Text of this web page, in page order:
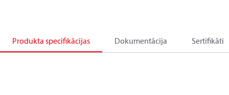
Produkta specifikācijas Dokumentācija Sertifikāti